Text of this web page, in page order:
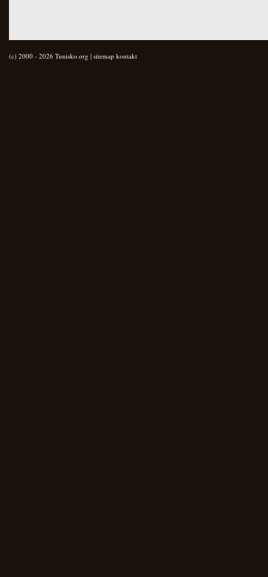
(c) 2000 - 2026 Tunisko.org | sitemap kontakt